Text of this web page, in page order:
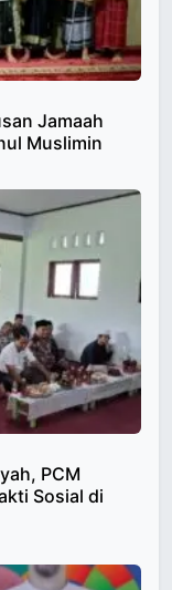
Jamaah
Muslimin
PCM
Sosial di